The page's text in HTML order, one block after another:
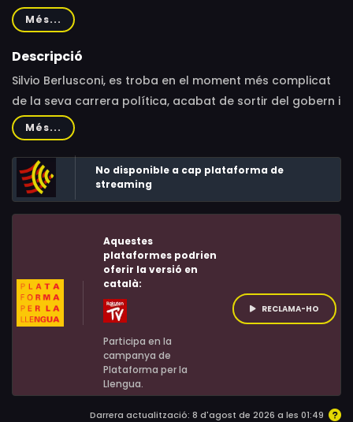
Smutniak, Ricky Memphis, Euridice Axén, Fabrizio
Bentivoglio, Roberto De Francesco, Dario Cantarelli,
Anna Bonaiuto, Giovanni Esposito, Ugo Pagliai, Duccio
Més...
Descripció
Silvio Berlusconi, es troba en el moment més complicat
de la seva carrera política, acabat de sortir del gobern i
amb les acusacions de corrupció i connexió amb la
mafia.
Més...
No disponible a cap plataforma de
streaming
Aquestes
plataformes podrien
oferir la versió en
català:
Participa en la
campanya de
Plataforma per la
Llengua.
RECLAMA-HO
Darrera actualització: 8 d'agost de 2026 a les 01:49